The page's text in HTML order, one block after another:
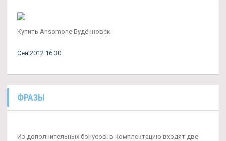
Купить Ansomone Будённовск
Сен 2012 16:30.
ФРАЗЫ
Из дополнительных бонусов: в комплектацию входят две